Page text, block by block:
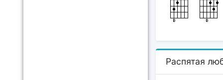
Распятая